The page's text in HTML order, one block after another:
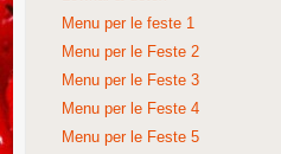
Menu per le feste 1
Menu per le Feste 2
Menu per le Feste 3
Menu per le Feste 4
Menu per le Feste 5